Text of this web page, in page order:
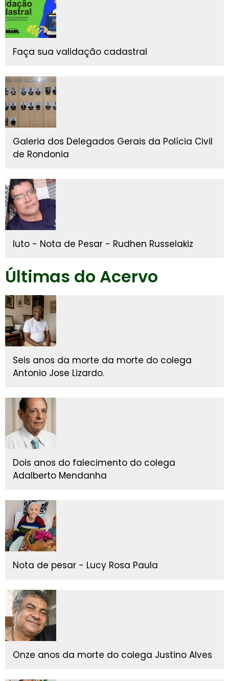
Faça sua validação cadastral
Galeria dos Delegados Gerais da Polícia Civil
de Rondonia
luto - Nota de Pesar - Rudhen Russelakiz
Últimas do Acervo
Seis anos da morte da morte do colega
Antonio Jose Lizardo.
Dois anos do falecimento do colega
Adalberto Mendanha
Nota de pesar - Lucy Rosa Paula
Onze anos da morte do colega Justino Alves